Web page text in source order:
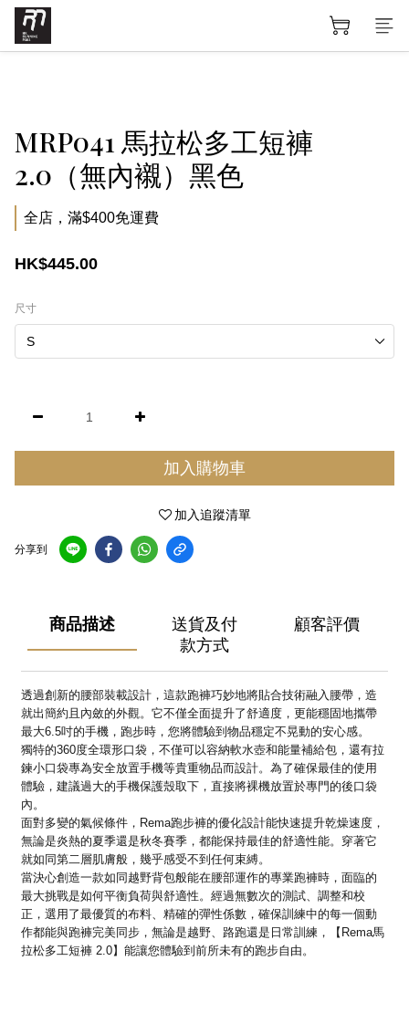
MRP041 馬拉松多工短褲
2.0（無內襯）黑色
全店，滿$400免運費
HK$445.00
尺寸
加入購物車
加入追蹤清單
分享到
商品描述
送貨及付
款方式
顧客評價
透過創新的腰部裝載設計，這款跑褲巧妙地將貼合技術融入腰帶，造
就出簡約且內斂的外觀。它不僅全面提升了舒適度，更能穩固地攜帶
最大6.5吋的手機，跑步時，您將體驗到物品穩定不晃動的安心感。
獨特的360度全環形口袋，不僅可以容納軟水壺和能量補給包，還有拉
鍊小口袋專為安全放置手機等貴重物品而設計。為了確保最佳的使用
體驗，建議過大的手機保護殼取下，直接將裸機放置於專門的後口袋
內。
面對多變的氣候條件，Rema跑步褲的優化設計能快速提升乾燥速度，
無論是炎熱的夏季還是秋冬賽季，都能保持最佳的舒適性能。穿著它
就如同第二層肌膚般，幾乎感受不到任何束縛。
當決心創造一款如同越野背包般能在腰部運作的專業跑褲時，面臨的
最大挑戰是如何平衡負荷與舒適性。經過無數次的測試、調整和校
正，選用了最優質的布料、精確的彈性係數，確保訓練中的每一個動
作都能與跑褲完美同步，無論是越野、路跑還是日常訓練，【Rema馬
拉松多工短褲 2.0】能讓您體驗到前所未有的跑步自由。